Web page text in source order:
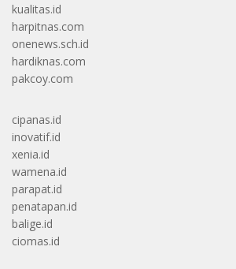
kualitas.id
harpitnas.com
onenews.sch.id
hardiknas.com
pakcoy.com
cipanas.id
inovatif.id
xenia.id
wamena.id
parapat.id
penatapan.id
balige.id
ciomas.id